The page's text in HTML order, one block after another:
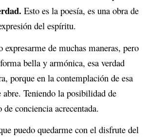
Esto es la poesía, es una obra de
del espíritu.
expresarme de muchas maneras, pero
bella y armónica, esa verdad
porque en la contemplación de esa
Teniendo la posibilidad de
de conciencia acrecentada.
puedo quedarme con el disfrute del